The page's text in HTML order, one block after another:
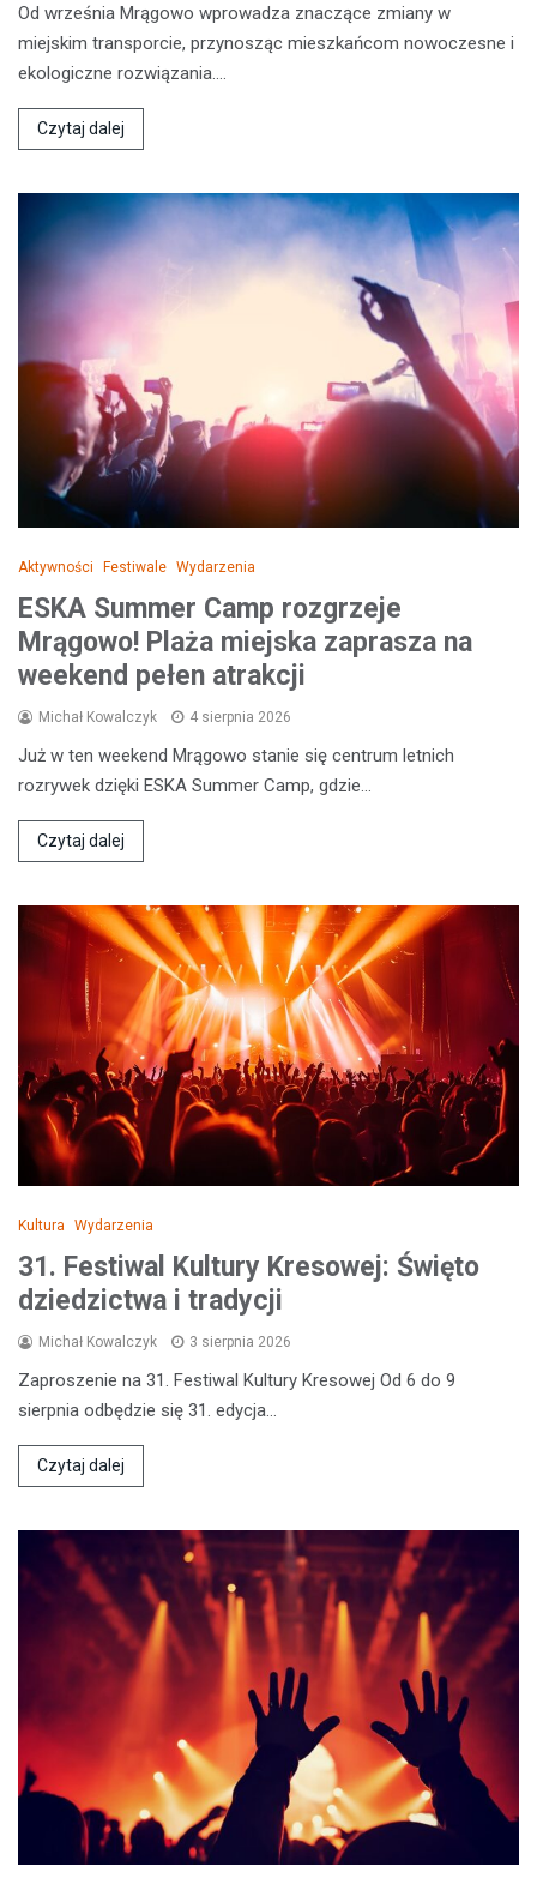
Od września Mrągowo wprowadza znaczące zmiany w
miejskim transporcie, przynosząc mieszkańcom nowoczesne i
ekologiczne rozwiązania.…
Czytaj dalej
Aktywności Festiwale Wydarzenia
ESKA Summer Camp rozgrzeje
Mrągowo! Plaża miejska zaprasza na
weekend pełen atrakcji
Michał Kowalczyk 4 sierpnia 2026
Już w ten weekend Mrągowo stanie się centrum letnich
rozrywek dzięki ESKA Summer Camp, gdzie…
Czytaj dalej
Kultura Wydarzenia
31. Festiwal Kultury Kresowej: Święto
dziedzictwa i tradycji
Michał Kowalczyk 3 sierpnia 2026
Zaproszenie na 31. Festiwal Kultury Kresowej Od 6 do 9
sierpnia odbędzie się 31. edycja…
Czytaj dalej